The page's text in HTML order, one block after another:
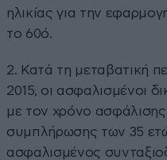
ηλικίας για την
το 60ό.
2. Κατά τη µεταβατική
2015, οι ασφαλισµένοι
µε τον χρόνο
συµπλήρωσης των 35
ασφαλισµένος